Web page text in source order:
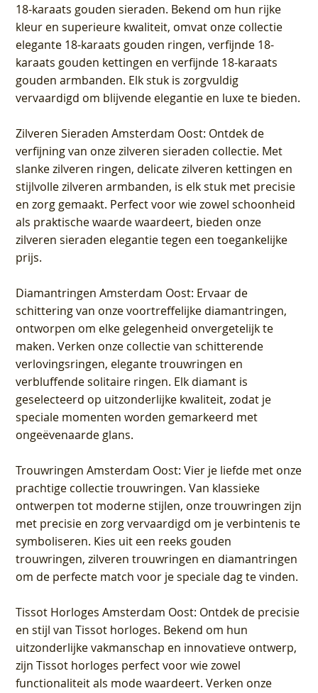
18-karaats gouden sieraden. Bekend om hun rijke
kleur en superieure kwaliteit, omvat onze collectie
elegante 18-karaats gouden ringen, verfijnde 18-
karaats gouden kettingen en verfijnde 18-karaats
gouden armbanden. Elk stuk is zorgvuldig
vervaardigd om blijvende elegantie en luxe te bieden.
Zilveren Sieraden Amsterdam Oost: Ontdek de
verfijning van onze zilveren sieraden collectie. Met
slanke zilveren ringen, delicate zilveren kettingen en
stijlvolle zilveren armbanden, is elk stuk met precisie
en zorg gemaakt. Perfect voor wie zowel schoonheid
als praktische waarde waardeert, bieden onze
zilveren sieraden elegantie tegen een toegankelijke
prijs.
Diamantringen Amsterdam Oost: Ervaar de
schittering van onze voortreffelijke diamantringen,
ontworpen om elke gelegenheid onvergetelijk te
maken. Verken onze collectie van schitterende
verlovingsringen, elegante trouwringen en
verbluffende solitaire ringen. Elk diamant is
geselecteerd op uitzonderlijke kwaliteit, zodat je
speciale momenten worden gemarkeerd met
ongeëvenaarde glans.
Trouwringen Amsterdam Oost: Vier je liefde met onze
prachtige collectie trouwringen. Van klassieke
ontwerpen tot moderne stijlen, onze trouwringen zijn
met precisie en zorg vervaardigd om je verbintenis te
symboliseren. Kies uit een reeks gouden
trouwringen, zilveren trouwringen en diamantringen
om de perfecte match voor je speciale dag te vinden.
Tissot Horloges Amsterdam Oost: Ontdek de precisie
en stijl van Tissot horloges. Bekend om hun
uitzonderlijke vakmanschap en innovatieve ontwerp,
zijn Tissot horloges perfect voor wie zowel
functionaliteit als mode waardeert. Verken onze